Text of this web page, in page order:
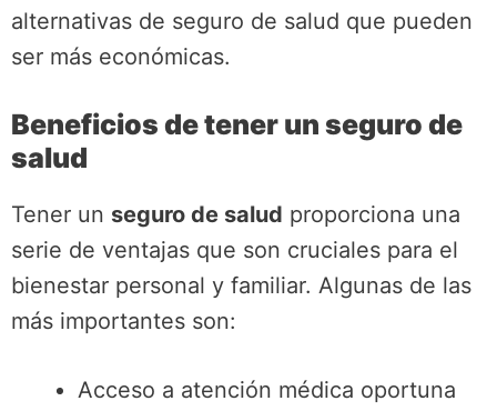
alternativas de seguro de salud que pueden
ser más económicas.
Beneficios de tener un seguro de
salud
Tener un seguro de salud proporciona una
serie de ventajas que son cruciales para el
bienestar personal y familiar. Algunas de las
más importantes son:
Acceso a atención médica oportuna